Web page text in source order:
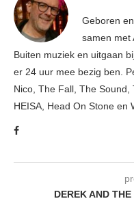
Geboren
samen met
Buiten muziek en uitgaan
er 24 uur mee bezig ben.
Nico, The Fall, The Sound,
HEISA, Head On Stone en
DEREK AND